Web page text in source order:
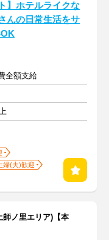
】ホテルライクな
んの日常生活をサ
全額支給
婦(夫)歓迎
師ノ里エリア)【本